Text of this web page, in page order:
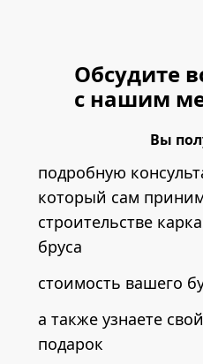
Обсудите
с нашим
Вы
подробную
который сам
строительстве
бруса
стоимость вашего
а также узнаете
подарок